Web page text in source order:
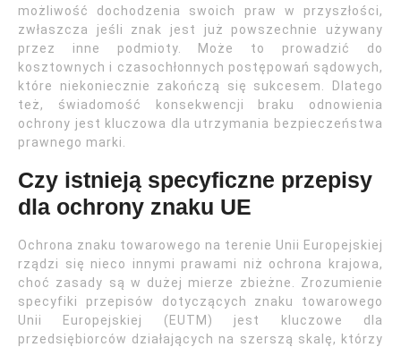
możliwość dochodzenia swoich praw w przyszłości,
zwłaszcza jeśli znak jest już powszechnie używany
przez inne podmioty. Może to prowadzić do
kosztownych i czasochłonnych postępowań sądowych,
które niekoniecznie zakończą się sukcesem. Dlatego
też, świadomość konsekwencji braku odnowienia
ochrony jest kluczowa dla utrzymania bezpieczeństwa
prawnego marki.
Czy istnieją specyficzne przepisy
dla ochrony znaku UE
Ochrona znaku towarowego na terenie Unii Europejskiej
rządzi się nieco innymi prawami niż ochrona krajowa,
choć zasady są w dużej mierze zbieżne. Zrozumienie
specyfiki przepisów dotyczących znaku towarowego
Unii Europejskiej (EUTM) jest kluczowe dla
przedsiębiorców działających na szerszą skalę, którzy